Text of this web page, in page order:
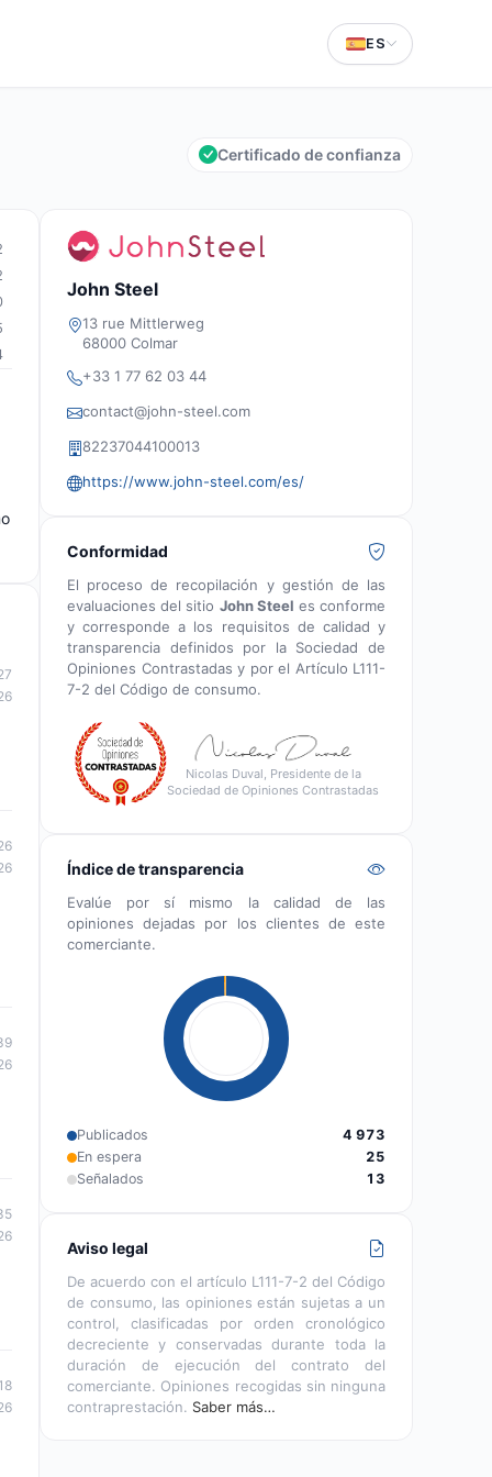
ES
Certificado de confianza
John Steel
13 rue Mittlerweg
68000 Colmar
+33 1 77 62 03 44
contact@john-steel.com
82237044100013
https://www.john-steel.com/es/
Conformidad
El proceso de recopilación y gestión de las
evaluaciones del sitio John Steel es conforme
y corresponde a los requisitos de calidad y
transparencia definidos por la Sociedad de
Opiniones Contrastadas y por el Artículo L111-
7-2 del Código de consumo.
Nicolas Duval, Presidente de la
Sociedad de Opiniones Contrastadas
Índice de transparencia
Evalúe por sí mismo la calidad de las
opiniones dejadas por los clientes de este
comerciante.
Publicados
4 973
En espera
25
Señalados
13
Aviso legal
De acuerdo con el artículo L111-7-2 del Código
de consumo, las opiniones están sujetas a un
control, clasificadas por orden cronológico
decreciente y conservadas durante toda la
duración de ejecución del contrato del
comerciante. Opiniones recogidas sin ninguna
contraprestación. Saber más…